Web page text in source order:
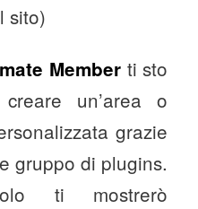
sito)
Member ti sto
un’area o
grazie
gruppo di plugins.
ti mostrerò